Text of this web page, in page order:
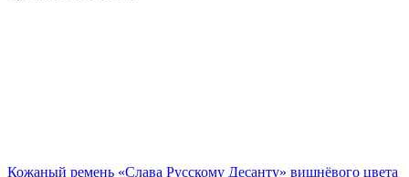
Кожаный ремень «Слава Русскому Десанту» вишнёвого цвета